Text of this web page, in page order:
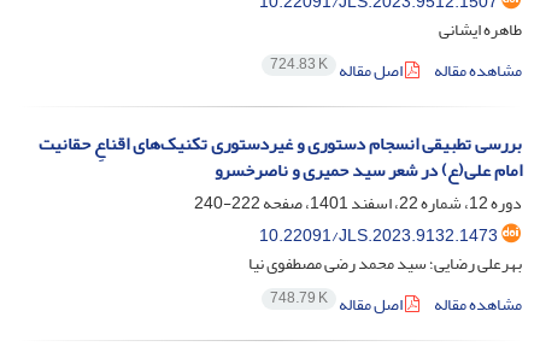
طاهره ایشانی
مشاهده مقاله
اصل مقاله 724.83 K
بررسی تطبیقی انسجام دستوری و غیردستوری تکنیک‌های اقناعِ حقانیت
امام علی(ع) در شعر سید حمیری و ناصرخسرو
دوره 12، شماره 22، اسفند 1401، صفحه
222-240
10.22091/JLS.2023.9132.1473
بهرعلی رضایی؛ سید محمد رضی مصطفوی نیا
مشاهده مقاله
اصل مقاله 748.79 K